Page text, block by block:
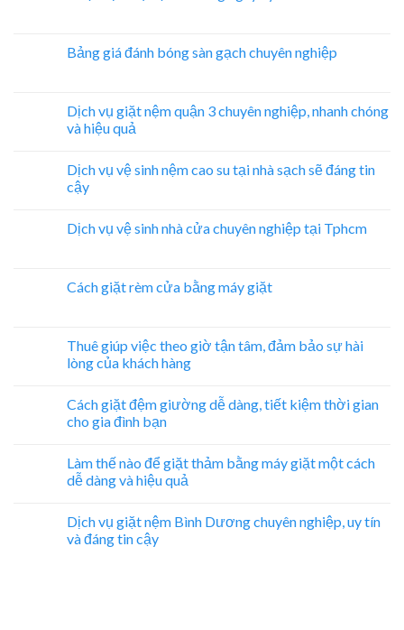
Bảng giá đánh bóng sàn gạch chuyên nghiệp
Dịch vụ giặt nệm quận 3 chuyên nghiệp, nhanh chóng
và hiệu quả
Dịch vụ vệ sinh nệm cao su tại nhà sạch sẽ đáng tin
cậy
Dịch vụ vệ sinh nhà cửa chuyên nghiệp tại Tphcm
Cách giặt rèm cửa bằng máy giặt
Thuê giúp việc theo giờ tận tâm, đảm bảo sự hài
lòng của khách hàng
Cách giặt đệm giường dễ dàng, tiết kiệm thời gian
cho gia đình bạn
Làm thế nào để giặt thảm bằng máy giặt một cách
dễ dàng và hiệu quả
Dịch vụ giặt nệm Bình Dương chuyên nghiệp, uy tín
và đáng tin cậy